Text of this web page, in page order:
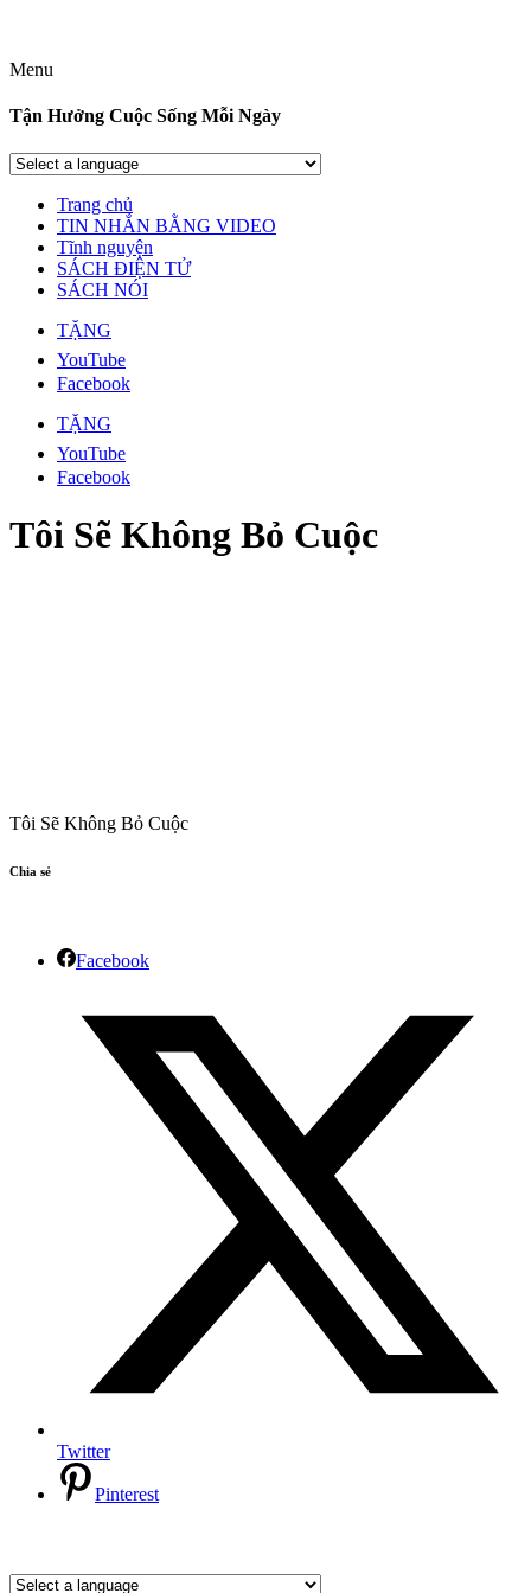
Menu
Tận Hưởng Cuộc Sống Mỗi Ngày
Trang chủ
TIN NHẮN BẰNG VIDEO
Tĩnh nguyện
SÁCH ĐIỆN TỬ
SÁCH NÓI
TẶNG
YouTube
Facebook
TẶNG
YouTube
Facebook
Tôi Sẽ Không Bỏ Cuộc
Tôi Sẽ Không Bỏ Cuộc
Chia sẻ
Facebook
Twitter
Pinterest